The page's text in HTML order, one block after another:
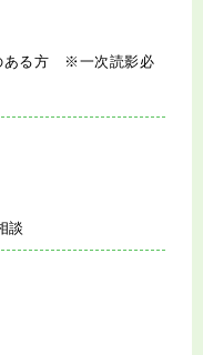
ある方 ※一次読影必
談